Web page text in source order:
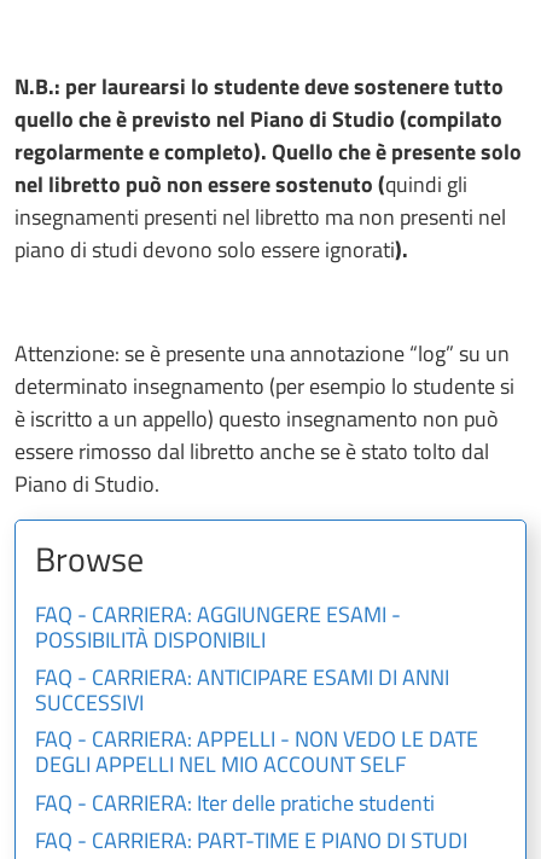
N.B.: per laurearsi lo studente deve sostenere tutto
quello che è previsto nel Piano di Studio (compilato
regolarmente e completo). Quello che è presente solo
nel libretto può non essere sostenuto (quindi gli
insegnamenti presenti nel libretto ma non presenti nel
piano di studi devono solo essere ignorati).
Attenzione: se è presente una annotazione “log” su un
determinato insegnamento (per esempio lo studente si
è iscritto a un appello) questo insegnamento non può
essere rimosso dal libretto anche se è stato tolto dal
Piano di Studio.
Browse
FAQ - CARRIERA: AGGIUNGERE ESAMI -
POSSIBILITÀ DISPONIBILI
FAQ - CARRIERA: ANTICIPARE ESAMI DI ANNI
SUCCESSIVI
FAQ - CARRIERA: APPELLI - NON VEDO LE DATE
DEGLI APPELLI NEL MIO ACCOUNT SELF
FAQ - CARRIERA: Iter delle pratiche studenti
FAQ - CARRIERA: PART-TIME E PIANO DI STUDI